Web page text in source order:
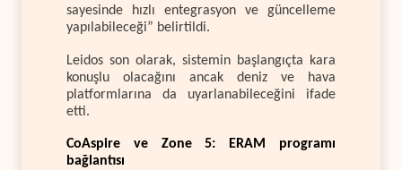
sayesinde hızlı entegrasyon ve güncelleme
yapılabileceği” belirtildi.
Leidos son olarak, sistemin başlangıçta kara
konuşlu olacağını ancak deniz ve hava
platformlarına da uyarlanabileceğini ifade
etti.
CoAspire ve Zone 5: ERAM programı
bağlantısı